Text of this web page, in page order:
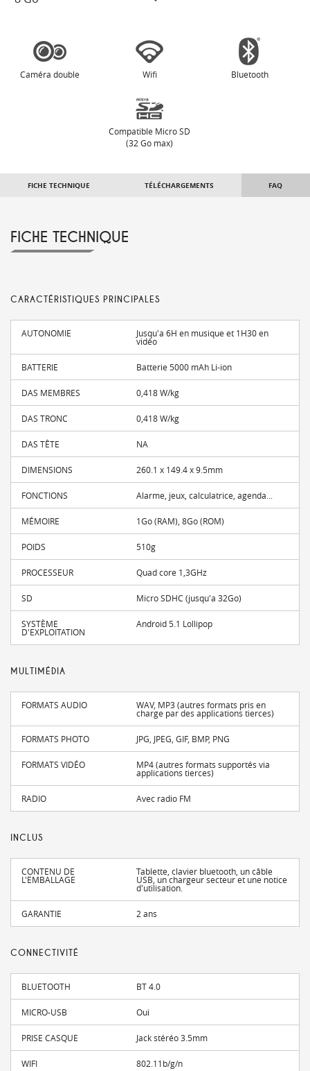
Caméra double Wifi Bluetooth
Compatible Micro SD
(32 Go max)
FICHE TECHNIQUE TÉLÉCHARGEMENTS FAQ
FICHE TECHNIQUE
CARACTÉRISTIQUES PRINCIPALES
AUTONOMIE Jusqu'a 6H en musique et 1H30 en
vidéo
BATTERIE Batterie 5000 mAh Li-ion
DAS MEMBRES 0,418 W/kg
DAS TRONC 0,418 W/kg
DAS TÊTE NA
DIMENSIONS 260.1 x 149.4 x 9.5mm
FONCTIONS Alarme, jeux, calculatrice, agenda...
MÉMOIRE 1Go (RAM), 8Go (ROM)
POIDS 510g
PROCESSEUR Quad core 1,3GHz
SD Micro SDHC (jusqu'a 32Go)
SYSTÈME
D'EXPLOITATION
Android 5.1 Lollipop
MULTIMÉDIA
FORMATS AUDIO WAV, MP3 (autres formats pris en
charge par des applications tierces)
FORMATS PHOTO JPG, JPEG, GIF, BMP, PNG
FORMATS VIDÉO MP4 (autres formats supportés via
applications tierces)
RADIO Avec radio FM
INCLUS
CONTENU DE
L'EMBALLAGE
Tablette, clavier bluetooth, un câble
USB, un chargeur secteur et une notice
d'utilisation.
GARANTIE 2 ans
CONNECTIVITÉ
BLUETOOTH BT 4.0
MICRO-USB Oui
PRISE CASQUE Jack stéréo 3.5mm
WIFI 802.11b/g/n